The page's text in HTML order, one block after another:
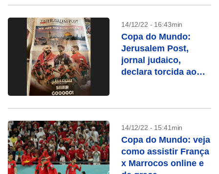
14/12/22 - 16:43min
Copa do Mundo:
Jerusalem Post,
jornal judaico,
declara torcida ao
14/12/22 - 15:41min
Copa do Mundo: veja
como assistir França
x Marrocos online e